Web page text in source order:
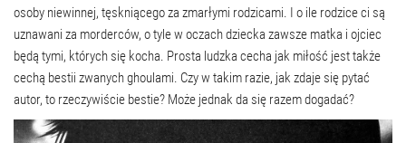
osoby niewinnej, tęskniącego za zmarłymi rodzicami. I o ile rodzice ci są
uznawani za morderców, o tyle w oczach dziecka zawsze matka i ojciec
będą tymi, których się kocha. Prosta ludzka cecha jak miłość jest także
cechą bestii zwanych ghoulami. Czy w takim razie, jak zdaje się pytać
autor, to rzeczywiście bestie? Może jednak da się razem dogadać?